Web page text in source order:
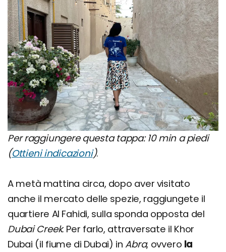
Per raggiungere questa tappa: 10 min a piedi
(Ottieni indicazioni).
A metà mattina circa, dopo aver visitato
anche il mercato delle spezie, raggiungete il
quartiere Al Fahidi, sulla sponda opposta del
Dubai Creek. Per farlo, attraversate il Khor
Dubai (il fiume di Dubai) inAbra, ovvero la